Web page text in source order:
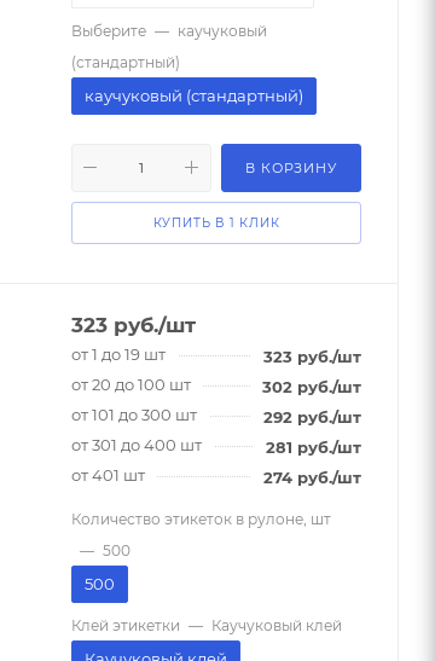
Выберите — каучуковый
(стандартный)
каучуковый (стандартный)
В КОРЗИНУ
КУПИТЬ В 1 КЛИК
323 руб./шт
от 1 до 19 шт 323 руб./шт
от 20 до 100 шт
302 руб./шт
от 101 до 300 шт
292 руб./шт
от 301 до 400 шт
281 руб./шт
от 401 шт
274 руб./шт
Количество этикеток в рулоне, шт
— 500
500
Клей этикетки — Каучуковый клей